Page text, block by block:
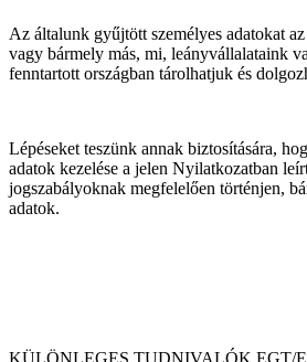
Az általunk gyűjtött személyes adatokat
vagy bármely más, mi, leányvállalataink
fenntartott országban tárolhatjuk és
Lépéseket teszünk annak biztosítására,
adatok kezelése a jelen Nyilatkozatban
jogszabályoknak megfelelően történjen,
adatok.